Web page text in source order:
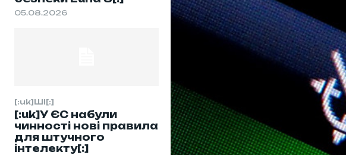
05.08.2026
[:uk]ШІ[:]
[:uk]У ЄС набули
чинності нові правила
для штучного
інтелекту[:]